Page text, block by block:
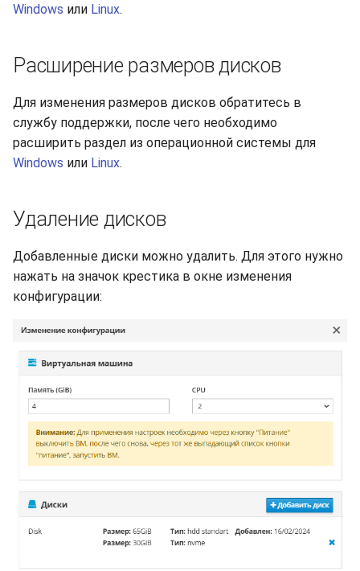
Windows или Linux.
Расширение размеров дисков
Для изменения размеров дисков обратитесь в
службу поддержки, после чего необходимо
расширить раздел из операционной системы для
Windows или Linux.
Удаление дисков
Добавленные диски можно удалить. Для этого нужно
нажать на значок крестика в окне изменения
конфигурации: